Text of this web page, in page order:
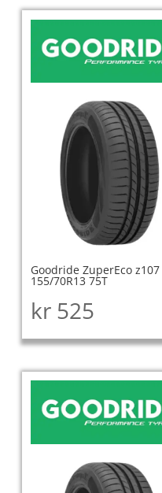
Goodride ZuperEco z107
155/70R13 75T
kr 525